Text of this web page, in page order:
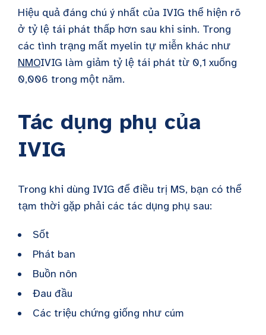
Hiệu quả đáng chú ý nhất của IVIG thể hiện rõ
ở tỷ lệ tái phát thấp hơn sau khi sinh. Trong
các tình trạng mất myelin tự miễn khác như
NMOIVIG làm giảm tỷ lệ tái phát từ 0,1 xuống
0,006 trong một năm.
Tác dụng phụ của
IVIG
Trong khi dùng IVIG để điều trị MS, bạn có thể
tạm thời gặp phải các tác dụng phụ sau:
Sốt
Phát ban
Buồn nôn
Đau đầu
Các triệu chứng giống như cúm